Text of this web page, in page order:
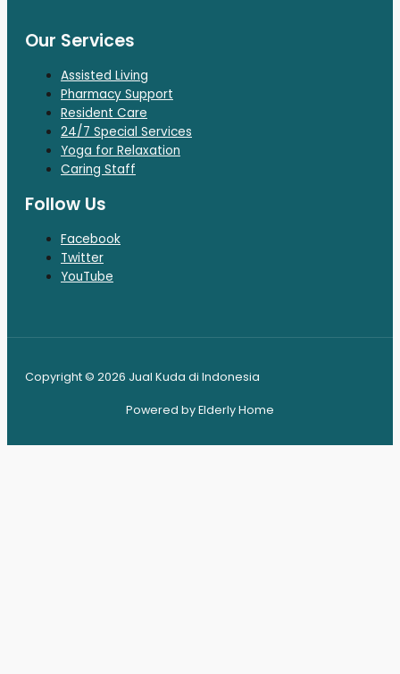
Our Services
Assisted Living
Pharmacy Support
Resident Care
24/7 Special Services
Yoga for Relaxation
Caring Staff
Follow Us
Facebook
Twitter
YouTube
Copyright © 2026 Jual Kuda di Indonesia
Powered by Elderly Home